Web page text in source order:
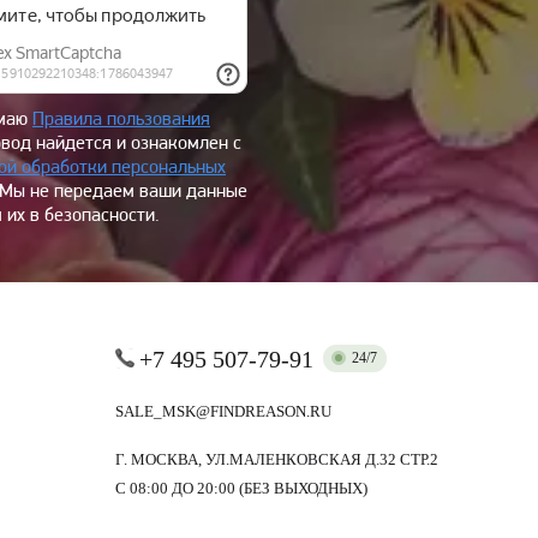
Правила пользования
найдется и ознакомлен с
обработки персональных
не передаем ваши данные
в безопасности.
+7 495 507-79-91 24/7
SALE_MSK@FINDREASON.RU
Г. МОСКВА, УЛ.МАЛЕНКОВСКАЯ Д.32 СТР.2
С 08:00 ДО 20:00 (БЕЗ ВЫХОДНЫХ)